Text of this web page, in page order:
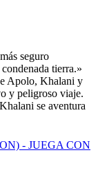
seguro
tierra.»
Apolo, Khalani y
y peligroso viaje.
se aventura